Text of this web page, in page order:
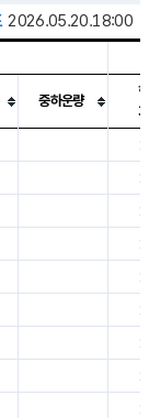
2026.05.20.18:00
압등을 안내한 표입
중하운량